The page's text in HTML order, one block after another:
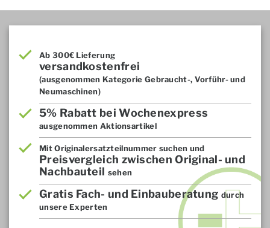
Ab 300€ Lieferung
versandkostenfrei
(ausgenommen Kategorie Gebraucht-, Vorführ- und
Neumaschinen)
5% Rabatt bei Wochenexpress
ausgenommen Aktionsartikel
Mit Originalersatzteilnummer suchen und
Preisvergleich zwischen Original- und
Nachbauteil sehen
Gratis Fach- und Einbauberatung durch
unsere Experten